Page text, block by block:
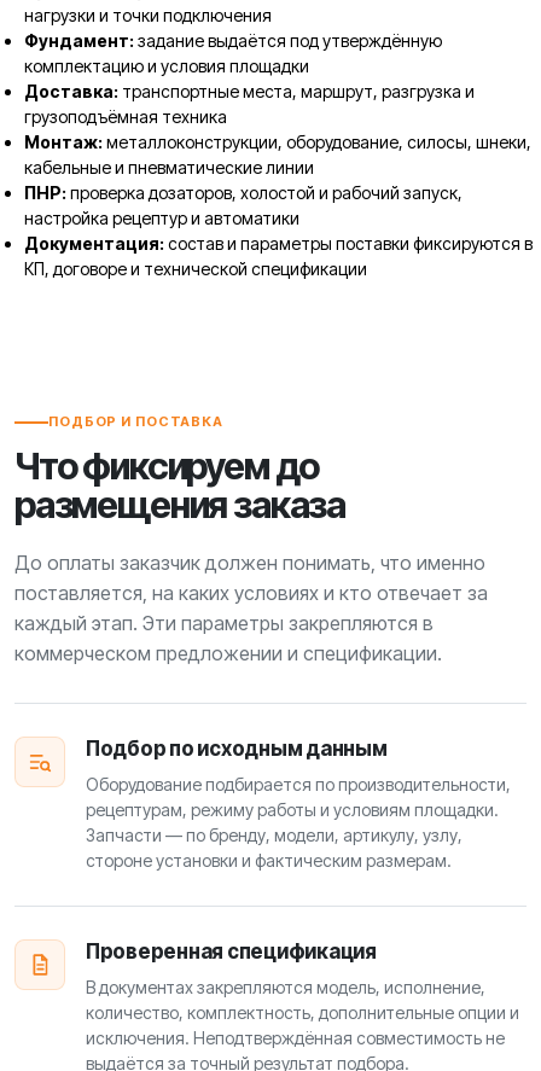
нагрузки и точки подключения
Фундамент: задание выдаётся под утверждённую
комплектацию и условия площадки
Доставка: транспортные места, маршрут, разгрузка и
грузоподъёмная техника
Монтаж: металлоконструкции, оборудование, силосы, шнеки,
кабельные и пневматические линии
ПНР: проверка дозаторов, холостой и рабочий запуск,
настройка рецептур и автоматики
Документация: состав и параметры поставки фиксируются в
КП, договоре и технической спецификации
ПОДБОР И ПОСТАВКА
Что фиксируем до
размещения заказа
До оплаты заказчик должен понимать, что именно
поставляется, на каких условиях и кто отвечает за
каждый этап. Эти параметры закрепляются в
коммерческом предложении и спецификации.
Подбор по исходным данным
Оборудование подбирается по производительности,
рецептурам, режиму работы и условиям площадки.
Запчасти — по бренду, модели, артикулу, узлу,
стороне установки и фактическим размерам.
Проверенная спецификация
В документах закрепляются модель, исполнение,
количество, комплектность, дополнительные опции и
исключения. Неподтверждённая совместимость не
выдаётся за точный результат подбора.